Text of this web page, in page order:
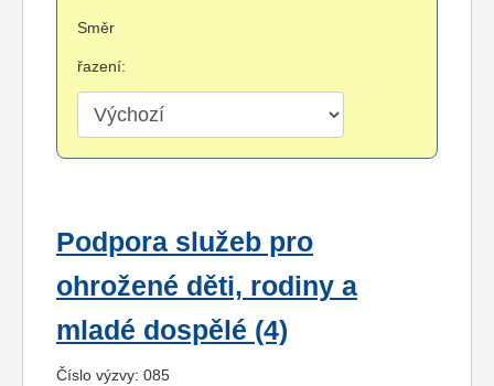
Směr
řazení:
Podpora služeb pro
ohrožené děti, rodiny a
mladé dospělé (4)
Číslo výzvy: 085